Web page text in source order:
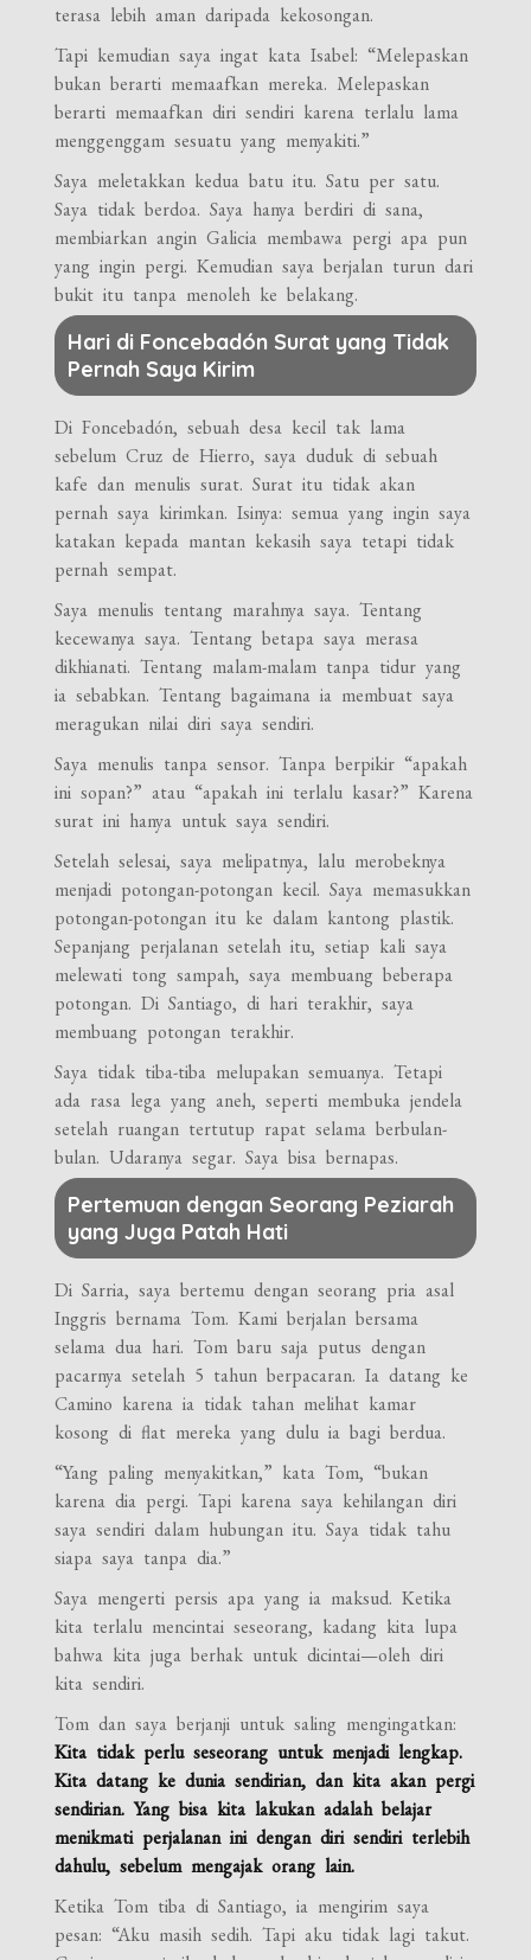
terasa lebih aman daripada kekosongan.
Tapi kemudian saya ingat kata Isabel: “Melepaskan
bukan berarti memaafkan mereka. Melepaskan
berarti memaafkan diri sendiri karena terlalu lama
menggenggam sesuatu yang menyakiti.”
Saya meletakkan kedua batu itu. Satu per satu.
Saya tidak berdoa. Saya hanya berdiri di sana,
membiarkan angin Galicia membawa pergi apa pun
yang ingin pergi. Kemudian saya berjalan turun dari
bukit itu tanpa menoleh ke belakang.
Hari di Foncebadón Surat yang Tidak
Pernah Saya Kirim
Di Foncebadón, sebuah desa kecil tak lama
sebelum Cruz de Hierro, saya duduk di sebuah
kafe dan menulis surat. Surat itu tidak akan
pernah saya kirimkan. Isinya: semua yang ingin saya
katakan kepada mantan kekasih saya tetapi tidak
pernah sempat.
Saya menulis tentang marahnya saya. Tentang
kecewanya saya. Tentang betapa saya merasa
dikhianati. Tentang malam-malam tanpa tidur yang
ia sebabkan. Tentang bagaimana ia membuat saya
meragukan nilai diri saya sendiri.
Saya menulis tanpa sensor. Tanpa berpikir “apakah
ini sopan?” atau “apakah ini terlalu kasar?” Karena
surat ini hanya untuk saya sendiri.
Setelah selesai, saya melipatnya, lalu merobeknya
menjadi potongan-potongan kecil. Saya memasukkan
potongan-potongan itu ke dalam kantong plastik.
Sepanjang perjalanan setelah itu, setiap kali saya
melewati tong sampah, saya membuang beberapa
potongan. Di Santiago, di hari terakhir, saya
membuang potongan terakhir.
Saya tidak tiba-tiba melupakan semuanya. Tetapi
ada rasa lega yang aneh, seperti membuka jendela
setelah ruangan tertutup rapat selama berbulan-
bulan. Udaranya segar. Saya bisa bernapas.
Pertemuan dengan Seorang Peziarah
yang Juga Patah Hati
Di Sarria, saya bertemu dengan seorang pria asal
Inggris bernama Tom. Kami berjalan bersama
selama dua hari. Tom baru saja putus dengan
pacarnya setelah 5 tahun berpacaran. Ia datang ke
Camino karena ia tidak tahan melihat kamar
kosong di flat mereka yang dulu ia bagi berdua.
“Yang paling menyakitkan,” kata Tom, “bukan
karena dia pergi. Tapi karena saya kehilangan diri
saya sendiri dalam hubungan itu. Saya tidak tahu
siapa saya tanpa dia.”
Saya mengerti persis apa yang ia maksud. Ketika
kita terlalu mencintai seseorang, kadang kita lupa
bahwa kita juga berhak untuk dicintai—oleh diri
kita sendiri.
Tom dan saya berjanji untuk saling mengingatkan:
Kita tidak perlu seseorang untuk menjadi lengkap.
Kita datang ke dunia sendirian, dan kita akan pergi
sendirian. Yang bisa kita lakukan adalah belajar
menikmati perjalanan ini dengan diri sendiri terlebih
dahulu, sebelum mengajak orang lain.
Ketika Tom tiba di Santiago, ia mengirim saya
pesan: “Aku masih sedih. Tapi aku tidak lagi takut.